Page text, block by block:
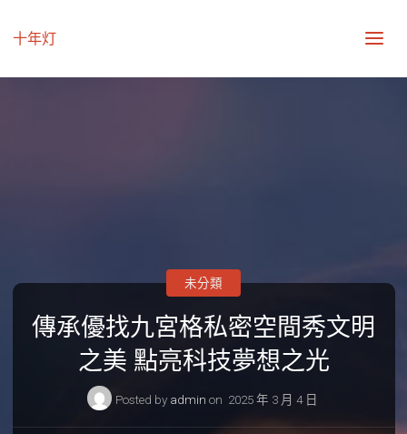
十年灯
傳承優找九宮格私密空間秀文明
之美 點亮科技夢想之光
Posted by admin on 2025 年 3 月 4 日
未分類